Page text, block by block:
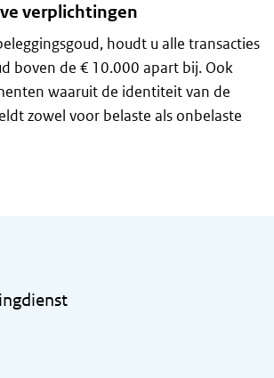
verplichtingen
houdt u alle transacties
boven de € 10.000 apart bij. Ook
waaruit de identiteit van de
zowel voor belaste als onbelaste